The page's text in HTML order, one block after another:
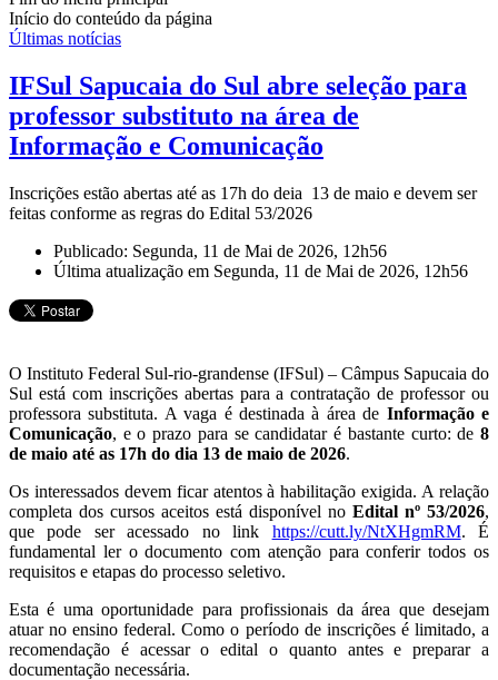
Início do conteúdo da página
Últimas notícias
IFSul Sapucaia do Sul abre seleção para
professor substituto na área de
Informação e Comunicação
Inscrições estão abertas até as 17h do deia 13 de maio e devem ser
feitas conforme as regras do Edital 53/2026
Publicado: Segunda, 11 de Mai de 2026, 12h56
Última atualização em Segunda, 11 de Mai de 2026, 12h56
O Instituto Federal Sul-rio-grandense (IFSul) – Câmpus Sapucaia do
Sul está com inscrições abertas para a contratação de professor ou
professora substituta. A vaga é destinada à área de Informação e
Comunicação, e o prazo para se candidatar é bastante curto: de 8
de maio até as 17h do dia 13 de maio de 2026.
Os interessados devem ficar atentos à habilitação exigida. A relação
completa dos cursos aceitos está disponível no Edital nº 53/2026,
que pode ser acessado no link https://cutt.ly/NtXHgmRM. É
fundamental ler o documento com atenção para conferir todos os
requisitos e etapas do processo seletivo.
Esta é uma oportunidade para profissionais da área que desejam
atuar no ensino federal. Como o período de inscrições é limitado, a
recomendação é acessar o edital o quanto antes e preparar a
documentação necessária.